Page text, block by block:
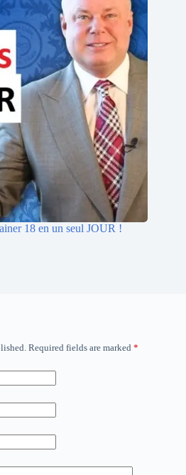
18 en un seul JOUR !
Required fields are marked *